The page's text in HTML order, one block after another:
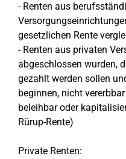
- Renten aus
gesetzlichen Rente
- Renten aus privaten
abgeschlossen wurden,
gezahlt werden sollen
beginnen, nicht
beleihbar oder
Rürup-Rente)
Private Renten: